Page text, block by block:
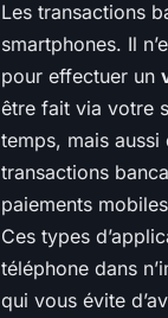
Les transactions
smartphones. Il
pour effectuer un
être fait via votre
temps, mais
transactions
paiements
Ces types
téléphone dans
qui vous évite